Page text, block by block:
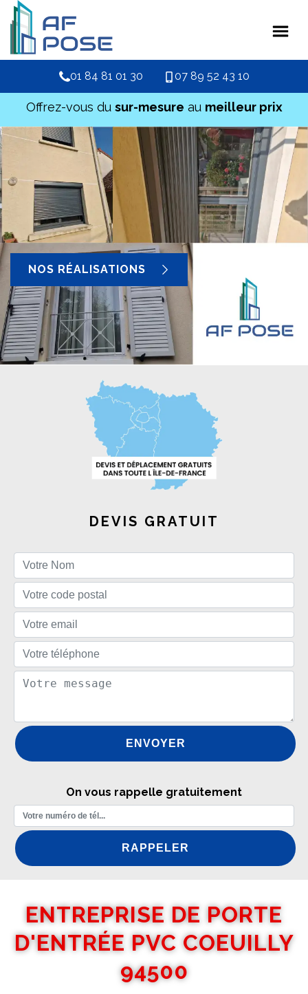
01 84 81 01 30 07 89 52 43 10
Offrez-vous du sur-mesure au meilleur prix
NOS RÉALISATIONS
DEVIS GRATUIT
On vous rappelle gratuitement
ENTREPRISE DE PORTE
D'ENTRÉE PVC COEUILLY
94500